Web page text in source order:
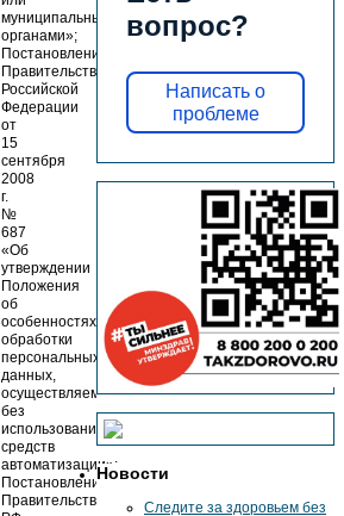
муниципальными
органами»;
Постановление
Правительства
Российской
Федерации
от
15
сентября
2008
г.
№
687
«Об
утверждении
Положения
об
особенностях
обработки
персональных
данных,
осуществляемой
без
использования
средств
автоматизации»;
Постановление
Правительства
вопрос?
Написать о
проблеме
Новости
Следите за здоровьем без